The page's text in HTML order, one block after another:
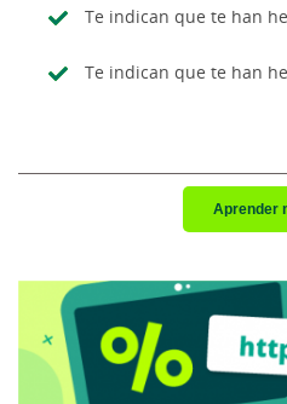
Te indican que te han
Te indican que te han
Aprender